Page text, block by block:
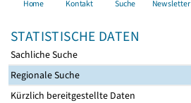
Home Kontakt Suche Newsletter
STATISTISCHE DATEN
Sachliche Suche
Regionale Suche
Kürzlich bereitgestellte Daten